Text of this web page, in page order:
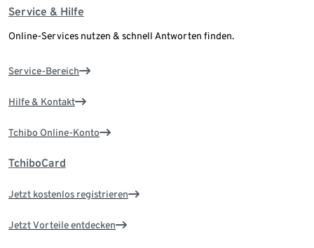
Service & Hilfe
Online-Services nutzen & schnell Antworten finden.
Service-Bereich
Hilfe & Kontakt
Tchibo Online-Konto
TchiboCard
Jetzt kostenlos registrieren
Jetzt Vorteile entdecken